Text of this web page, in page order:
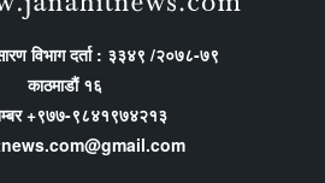
विभाग दर्ता : ३३४९ /२०७८-७९
काठमाडौं १६
+९७७-९८४१९७४२१३